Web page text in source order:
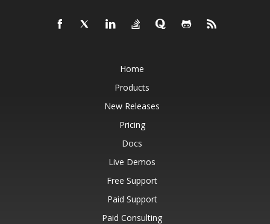
Home
Products
New Releases
Pricing
Docs
Live Demos
Free Support
Paid Support
Paid Consulting